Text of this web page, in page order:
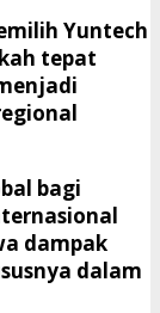
Yuntech
tepat
bagi
dampak
dalam